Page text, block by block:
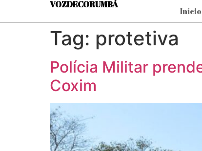
VOZDECORUMBÁ
Início
Tag: protetiva
Polícia Militar
Coxim